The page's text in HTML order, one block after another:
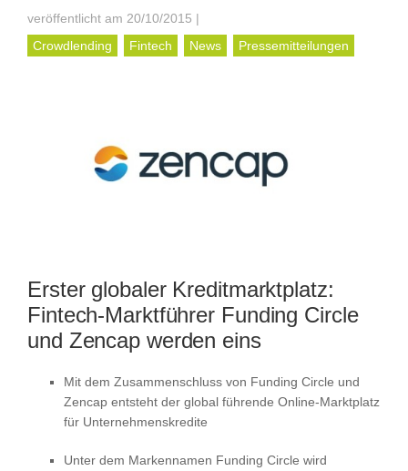
veröffentlicht am 20/10/2015 |
Crowdlending
Fintech News Pressemitteilungen
Erster globaler Kreditmarktplatz:
Fintech-Marktführer Funding Circle
und Zencap werden eins
Mit dem Zusammenschluss von Funding Circle und
Zencap entsteht der global führende Online-Marktplatz
für Unternehmenskredite
Unter dem Markennamen Funding Circle wird